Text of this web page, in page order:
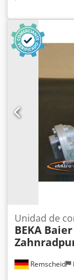
Bomba de
lubricación
lubricación
ES0,5 Año de
0,4 l/min
depósito:
0,09 kW
corriente: 0,4
400 voltios, 50
150 x 380
unidades
Remscheid
Unidad de
BEKA